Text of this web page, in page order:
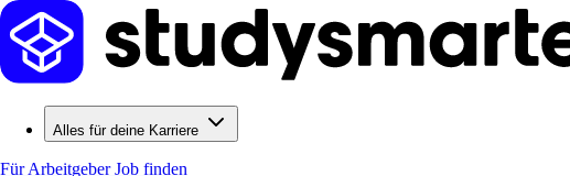
Alles für deine Karriere
Für ArbeitgeberJob finden